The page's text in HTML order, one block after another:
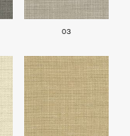
03